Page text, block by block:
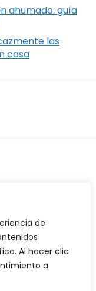
de
Al hacer clic
a
ahumado: guía
las
casa